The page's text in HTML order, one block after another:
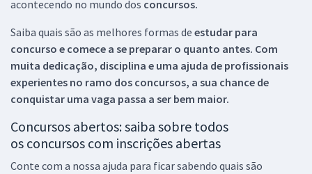
acontecendo no mundo dos concursos.
Saiba quais são as melhores formas de estudar para
concurso e comece a se preparar o quanto antes. Com
muita dedicação, disciplina e uma ajuda de profissionais
experientes no ramo dos concursos, a sua chance de
conquistar uma vaga passa a ser bem maior.
Concursos abertos: saiba sobre todos
os concursos com inscrições abertas
Conte com a nossa ajuda para ficar sabendo quais são